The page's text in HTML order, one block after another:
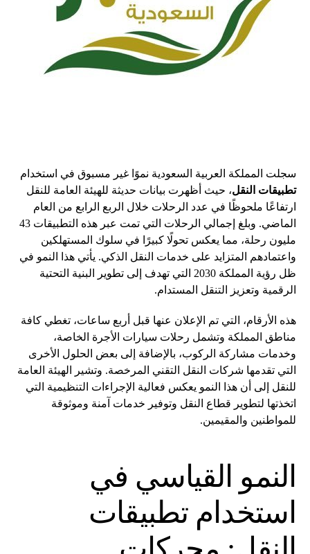
سجلت المملكة العربية السعودية نموًا غير مسبوق في استخدام
تطبيقات النقل، حيث أظهرت بيانات حديثة للهيئة العامة للنقل
ارتفاعًا ملحوظًا في عدد الرحلات خلال الربع الرابع من العام
الماضي. وبلغ إجمالي الرحلات التي تمت عبر هذه التطبيقات 43
مليون رحلة، مما يعكس تحولًا كبيرًا في سلوك المستهلكين
واعتمادهم المتزايد على خدمات النقل الذكي. يأتي هذا النمو في
ظل رؤية المملكة 2030 التي تهدف إلى تطوير البنية التحتية
الرقمية وتعزيز التنقل المستدام.
هذه الأرقام، التي تم الإعلان عنها قبل أربع ساعات، تغطي كافة
مناطق المملكة وتشمل رحلات سيارات الأجرة الخاصة،
وخدمات مشاركة الركوب، بالإضافة إلى بعض الحلول الأخرى
التي تقدمها شركات النقل التقني المرخصة. وتشير الهيئة العامة
للنقل إلى أن هذا النمو يعكس فعالية الإجراءات التنظيمية التي
اتخذتها لتطوير قطاع النقل وتوفير خدمات آمنة وموثوقة
للمواطنين والمقيمين.
النمو القياسي في
استخدام تطبيقات